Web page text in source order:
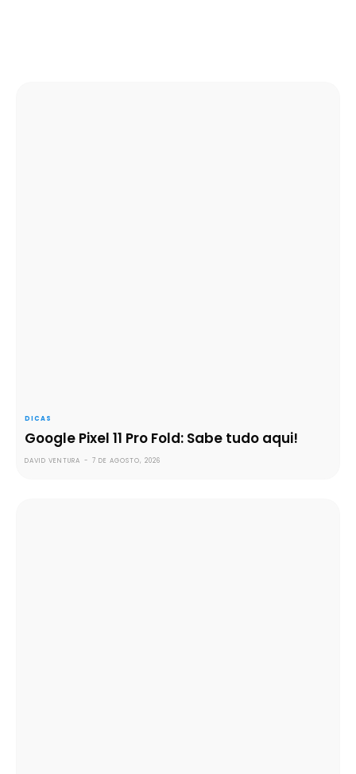
DICAS
Google Pixel 11 Pro Fold: Sabe tudo aqui!
DAVID VENTURA - 7 DE AGOSTO, 2026